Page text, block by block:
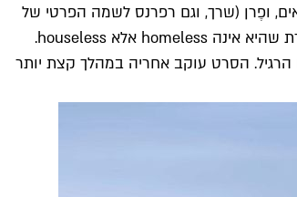
סביב המפעל הפכה לעיירת רפאים, ופֶרן (שרך, וגם רפרנס לשמה הפרטי של
מקדורמנד) נאלצה לנטוש את ביתה ולעבור להתגורר בואן שלה, שאותו היא מציידת כמיטב יכולתה. למכרים מהעבר בהם היא נתקלת בחנות היא אומרת שהיא אינה homeless אלא houseless.
הרגיל. הסרט עוקב אחריה במהלך קצת יותר